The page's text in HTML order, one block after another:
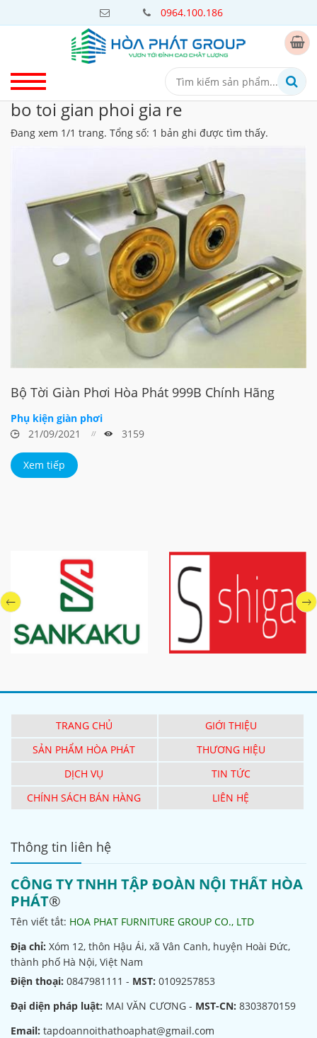
0964.100.186
bo toi gian phoi gia re
Đang xem 1/1 trang. Tổng số: 1 bản ghi được tìm thấy.
Bộ Tời Giàn Phơi Hòa Phát 999B Chính Hãng
Phụ kiện giàn phơi
21/09/2021
3159
Xem tiếp
TRANG CHỦ
GIỚI THIỆU
SẢN PHẨM HÒA PHÁT
THƯƠNG HIỆU
DỊCH VỤ
TIN TỨC
CHÍNH SÁCH BÁN HÀNG
LIÊN HỆ
Thông tin liên hệ
CÔNG TY TNHH TẬP ĐOÀN NỘI THẤT HÒA
PHÁT®
Tên viết tắt: HOA PHAT FURNITURE GROUP CO., LTD
Địa chỉ: Xóm 12, thôn Hậu Ái, xã Vân Canh, huyện Hoài Đức,
thành phố Hà Nội, Việt Nam
Điện thoại: 0847981111 - MST: 0109257853
Đại diện pháp luật: MAI VĂN CƯƠNG - MST-CN: 8303870159
Email: tapdoannoithathoaphat@gmail.com